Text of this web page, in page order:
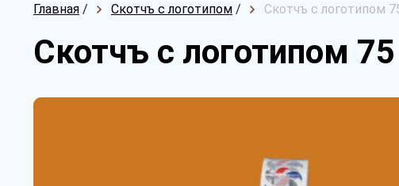
Главная / Скотчъ с логотипом / Скотчъ с логотипом
Скотчъ с логотипом